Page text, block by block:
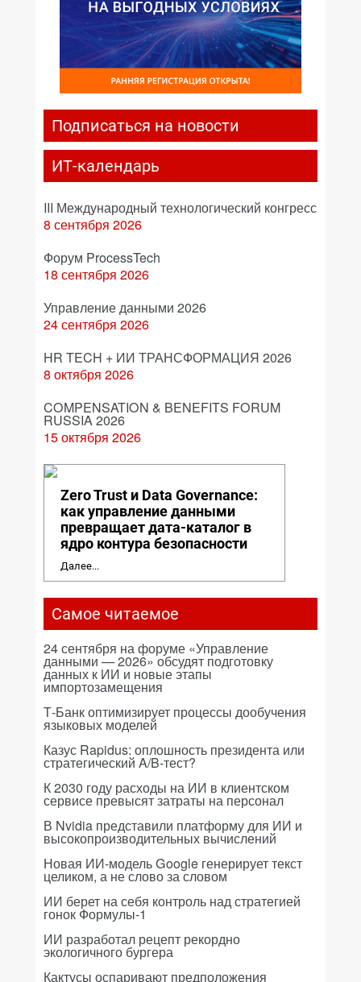
Подписаться на новости
ИТ-календарь
III Международный технологический конгресс
8 сентября 2026
Форум ProcessTech
18 сентября 2026
Управление данными 2026
24 сентября 2026
HR TECH + ИИ ТРАНСФОРМАЦИЯ 2026
8 октября 2026
COMPENSATION & BENEFITS FORUM
RUSSIA 2026
15 октября 2026
Zero Trust и Data Governance:
как управление данными
превращает дата-каталог в
ядро контура безопасности
Далее...
Самое читаемое
24 сентября на форуме «Управление
данными — 2026» обсудят подготовку
данных к ИИ и новые этапы
импортозамещения
Т-Банк оптимизирует процессы дообучения
языковых моделей
Казус Rapidus: оплошность президента или
стратегический A/B-тест?
К 2030 году расходы на ИИ в клиентском
сервисе превысят затраты на персонал
В Nvidia представили платформу для ИИ и
высокопроизводительных вычислений
Новая ИИ-модель Google генерирует текст
целиком, а не слово за словом
ИИ берет на себя контроль над стратегией
гонок Формулы-1
ИИ разработал рецепт рекордно
экологичного бургера
Кактусы оспаривают предположения